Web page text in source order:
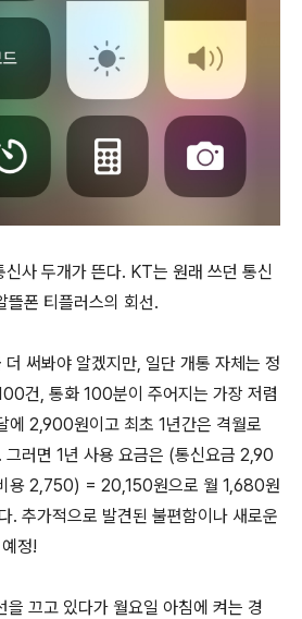
사 두개가 뜬다. KT는 원래 쓰던 통신
폰 티플러스의 회선.
써봐야 알겠지만, 일단 개통 자체는 정
건, 통화 100분이 주어지는 가장 저렴
에 2,900원이고 최초 1년간은 격월로
그러면 1년 사용 요금은 (통신요금 2,90
용 2,750) = 20,150원으로 월 1,680원
. 추가적으로 발견된 불편함이나 새로운
정!
끄고 있다가 월요일 아침에 켜는 경